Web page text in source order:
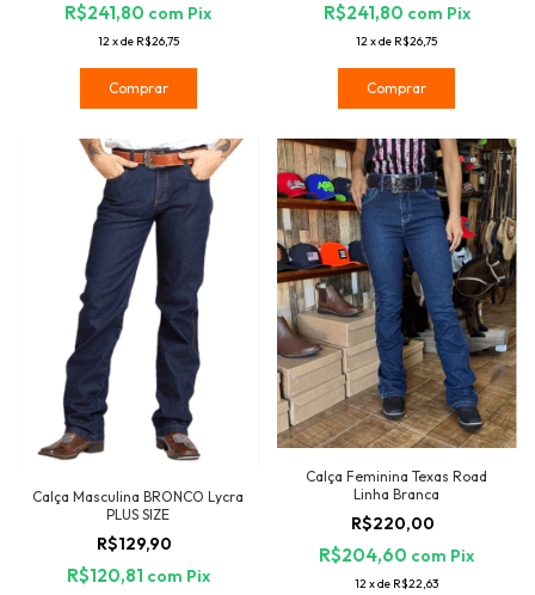
R$241,80 com Pix
12xde R$26,75
Comprar
R$241,80 com Pix
12xde R$26,75
Comprar
Calça Masculina BRONCO Lycra
PLUS SIZE
R$129,90
R$120,81 com Pix
Calça Feminina Texas Road
Linha Branca
R$220,00
R$204,60 com Pix
12xde R$22,63